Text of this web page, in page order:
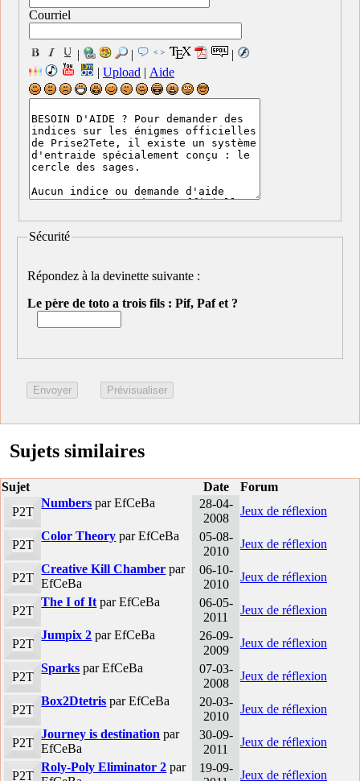
Courriel
| |
|
| Upload | Aide
Sécurité
Répondez à la devinette suivante :
Le père de toto a trois fils : Pif, Paf et ?
Sujets similaires
Sujet Date
Forum
P2T
Numbers par EfCeBa
28-04-
2008
Jeux de réflexion
P2T
Color Theory par EfCeBa
05-08-
2010
Jeux de réflexion
P2T
Creative Kill Chamber par
EfCeBa
06-10-
2010
Jeux de réflexion
P2T
The I of It par EfCeBa
06-05-
2011
Jeux de réflexion
P2T
Jumpix 2 par EfCeBa
26-09-
2009
Jeux de réflexion
P2T
Sparks par EfCeBa
07-03-
2008
Jeux de réflexion
P2T
Box2Dtetris par EfCeBa
20-03-
2010
Jeux de réflexion
P2T
Journey is destination par
EfCeBa
30-09-
2011
Jeux de réflexion
P2T
Roly-Poly Eliminator 2 par
19-09-
Jeux de réflexion